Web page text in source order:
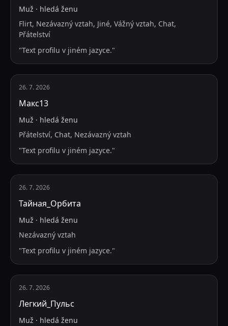
Muž · hledá ženu
Flirt, Nezávazný vztah, Jiné, Vážný vztah, Chat,
Přátelství
"Text profilu v jiném jazyce."
26. 7. 2026
Макс13
Muž · hledá ženu
Přátelství, Chat, Nezávazný vztah
"Text profilu v jiném jazyce."
26. 7. 2026
Тайная_Орбита
Muž · hledá ženu
Nezávazný vztah
"Text profilu v jiném jazyce."
26. 7. 2026
Легкий_Пульс
Muž · hledá ženu